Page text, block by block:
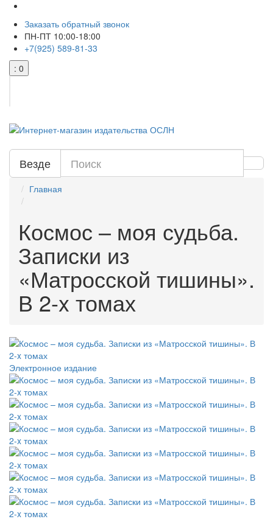
Заказать обратный звонок
ПН-ПТ 10:00-18:00
+7(925) 589-81-33
: 0
Везде
Главная
Космос – моя судьба.
Записки из
«Матросской тишины».
В 2-x томах
Электронное издание